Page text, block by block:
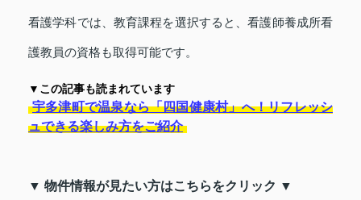
看護学科では、教育課程を選択すると、看護師養成所看
護教員の資格も取得可能です。
▼この記事も読まれています
宇多津町で温泉なら「四国健康村」へ！リフレッシ
ュできる楽しみ方をご紹介
▼ 物件情報が見たい方はこちらをクリック ▼